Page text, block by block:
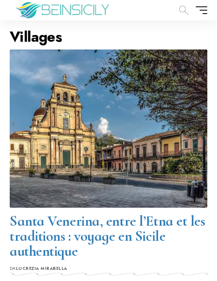
Villages
Santa Venerina, entre l’Etna et les
traditions : voyage en Sicile
authentique
DALUCREZIA MIRABELLA